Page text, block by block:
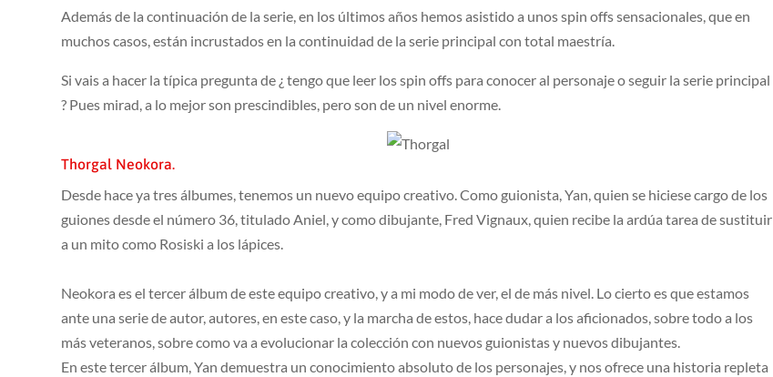
Además de la continuación de la serie, en los últimos años hemos asistido a unos spin offs sensacionales, que en
muchos casos, están incrustados en la continuidad de la serie principal con total maestría.
Si vais a hacer la típica pregunta de ¿ tengo que leer los spin offs para conocer al personaje o seguir la serie principal
? Pues mirad, a lo mejor son prescindibles, pero son de un nivel enorme.
Thorgal Neokora.
Desde hace ya tres álbumes, tenemos un nuevo equipo creativo. Como guionista, Yan, quien se hiciese cargo de los
guiones desde el número 36, titulado Aniel, y como dibujante, Fred Vignaux, quien recibe la ardúa tarea de sustituir
a un mito como Rosiski a los lápices.
Neokora es el tercer álbum de este equipo creativo, y a mi modo de ver, el de más nivel. Lo cierto es que estamos
ante una serie de autor, autores, en este caso, y la marcha de estos, hace dudar a los aficionados, sobre todo a los
más veteranos, sobre como va a evolucionar la colección con nuevos guionistas y nuevos dibujantes.
En este tercer álbum, Yan demuestra un conocimiento absoluto de los personajes, y nos ofrece una historia repleta